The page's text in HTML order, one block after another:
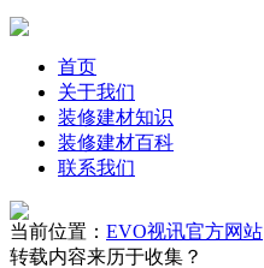
首页
关于我们
装修建材知识
装修建材百科
联系我们
当前位置： EVO视讯官方网站
转载内容来历于收集？